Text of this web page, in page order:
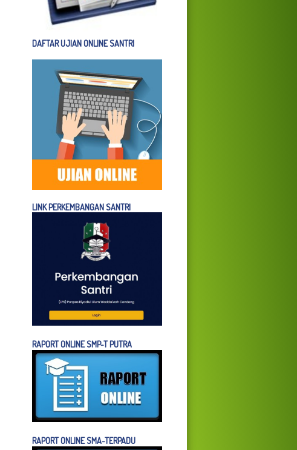
DAFTAR UJIAN ONLINE SANTRI
LINK PERKEMBANGAN SANTRI
RAPORT ONLINE SMP-T PUTRA
RAPORT ONLINE SMA-TERPADU